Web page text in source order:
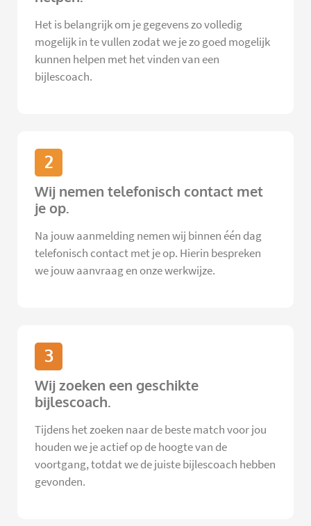
Het is belangrijk om je gegevens zo volledig
mogelijk in te vullen zodat we je zo goed mogelijk
kunnen helpen met het vinden van een
bijlescoach.
2
Wij nemen telefonisch contact met
je op.
Na jouw aanmelding nemen wij binnen één dag
telefonisch contact met je op. Hierin bespreken
we jouw aanvraag en onze werkwijze.
3
Wij zoeken een geschikte
bijlescoach.
Tijdens het zoeken naar de beste match voor jou
houden we je actief op de hoogte van de
voortgang, totdat we de juiste bijlescoach hebben
gevonden.